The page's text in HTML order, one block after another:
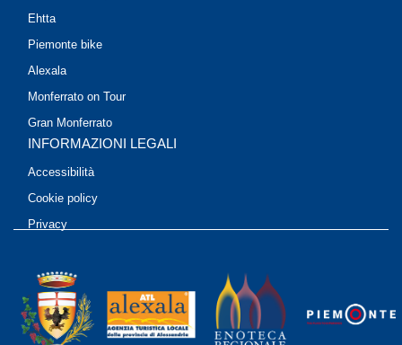
Ehtta
Piemonte bike
Alexala
Monferrato on Tour
Gran Monferrato
INFORMAZIONI LEGALI
Accessibilità
Cookie policy
Privacy